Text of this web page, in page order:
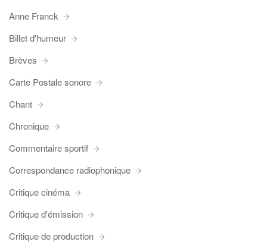
Anne Franck
Billet d'humeur
Brèves
Carte Postale sonore
Chant
Chronique
Commentaire sportif
Correspondance radiophonique
Critique cinéma
Critique d'émission
Critique de production